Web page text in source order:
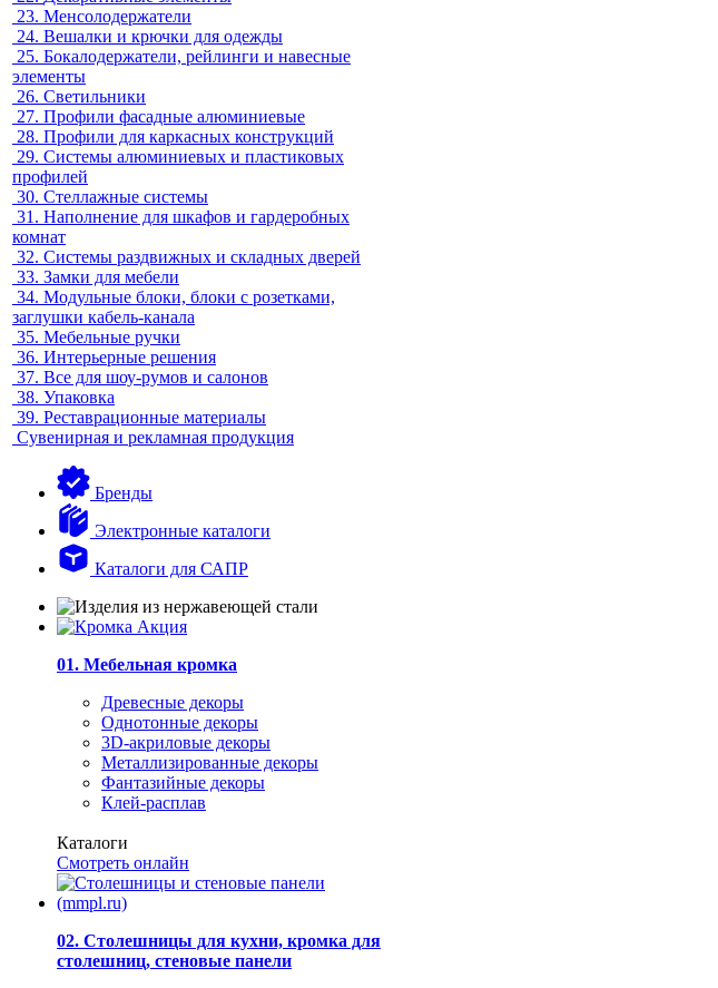
23. Менсолодержатели
24. Вешалки и крючки для одежды
25. Бокалодержатели, рейлинги и навесные
элементы
26. Светильники
27. Профили фасадные алюминиевые
28. Профили для каркасных конструкций
29. Системы алюминиевых и пластиковых
профилей
30. Стеллажные системы
31. Наполнение для шкафов и гардеробных
комнат
32. Системы раздвижных и складных дверей
33. Замки для мебели
34. Модульные блоки, блоки с розетками,
заглушки кабель-канала
35. Мебельные ручки
36. Интерьерные решения
37. Все для шоу-румов и салонов
38. Упаковка
39. Реставрационные материалы
Сувенирная и рекламная продукция
Бренды
Электронные каталоги
Каталоги для САПР
01. Мебельная кромка
Древесные декоры
Однотонные декоры
3D-акриловые декоры
Металлизированные декоры
Фантазийные декоры
Клей-расплав
Каталоги
Смотреть онлайн
02. Столешницы для кухни, кромка для
столешниц, стеновые панели